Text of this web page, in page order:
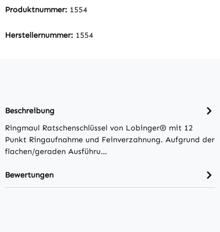
Produktnummer: 1554
Herstellernummer: 1554
Beschreibung
Ringmaul Ratschenschlüssel von Lobinger® mit 12
Punkt Ringaufnahme und Feinverzahnung. Aufgrund der
flachen/geraden Ausführu…
Bewertungen